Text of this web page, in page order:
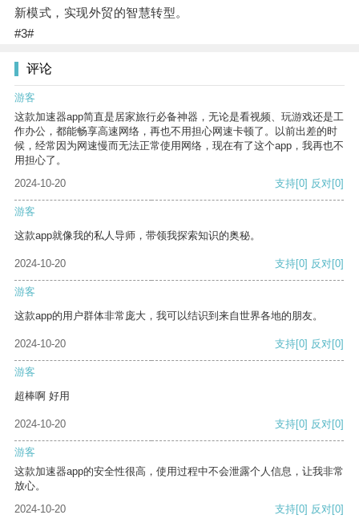
新模式，实现外贸的智慧转型。
#3#
评论
游客
这款加速器app简直是居家旅行必备神器，无论是看视频、玩游戏还是工
作办公，都能畅享高速网络，再也不用担心网速卡顿了。以前出差的时
候，经常因为网速慢而无法正常使用网络，现在有了这个app，我再也不
用担心了。
2024-10-20
支持[0] 反对[0]
游客
这款app就像我的私人导师，带领我探索知识的奥秘。
2024-10-20 支持[0] 反对[0]
游客
这款app的用户群体非常庞大，我可以结识到来自世界各地的朋友。
2024-10-20 支持[0] 反对[0]
游客
超棒啊 好用
2024-10-20 支持[0] 反对[0]
游客
这款加速器app的安全性很高，使用过程中不会泄露个人信息，让我非常
放心。
2024-10-20
支持[0] 反对[0]